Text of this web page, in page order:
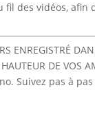
des vidéos,
ENREGISTRÉ
DE VOS
Suivez pas à